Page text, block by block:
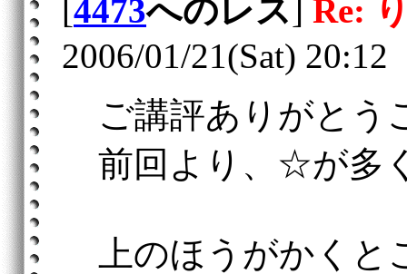
4473へのレス
Re:
2006/01/21(Sat) 20:12
ご講評ありがとう
前回より、☆が多
上のほうがかく